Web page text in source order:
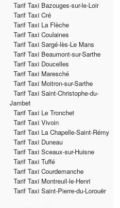
Tarif Taxi Bazouges-sur-le-Loir
Tarif Taxi Cré
Tarif Taxi La Flèche
Tarif Taxi Coulaines
Tarif Taxi Sargé-lès-Le Mans
Tarif Taxi Beaumont-sur-Sarthe
Tarif Taxi Doucelles
Tarif Taxi Maresché
Tarif Taxi Moitron-sur-Sarthe
Tarif Taxi Saint-Christophe-du-
Jambet
Tarif Taxi Le Tronchet
Tarif Taxi Vivoin
Tarif Taxi La Chapelle-Saint-Rémy
Tarif Taxi Duneau
Tarif Taxi Sceaux-sur-Huisne
Tarif Taxi Tuffé
Tarif Taxi Courdemanche
Tarif Taxi Montreuil-le-Henri
Tarif Taxi Saint-Pierre-du-Lorouër